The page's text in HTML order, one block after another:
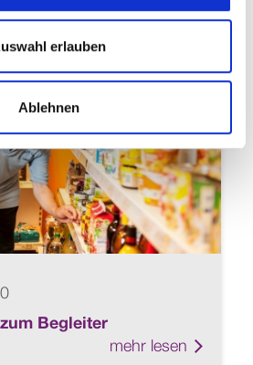
erlauben
Ablehnen
Kommentare vorhanden
0
Begleiter
mehr lesen